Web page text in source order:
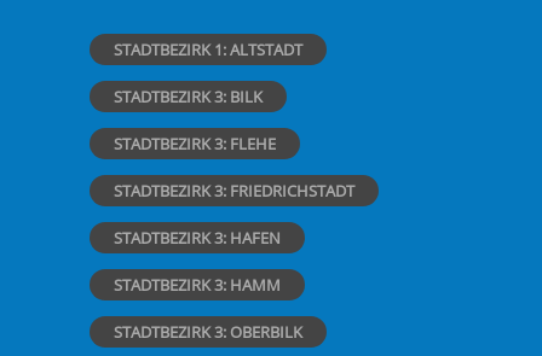
STADTBEZIRK 1: ALTSTADT
STADTBEZIRK 3: BILK
STADTBEZIRK 3: FLEHE
STADTBEZIRK 3: FRIEDRICHSTADT
STADTBEZIRK 3: HAFEN
STADTBEZIRK 3: HAMM
STADTBEZIRK 3: OBERBILK